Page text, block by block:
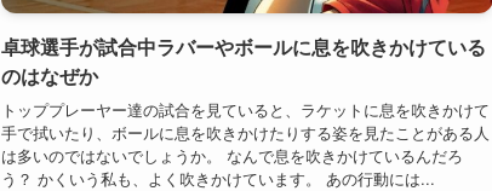
卓球選手が試合中ラバーやボールに息を吹きかけている
のはなぜか
トッププレーヤー達の試合を見ていると、ラケットに息を吹きかけて
手で拭いたり、ボールに息を吹きかけたりする姿を見たことがある人
は多いのではないでしょうか。 なんで息を吹きかけているんだろ
う？ かくいう私も、よく吹きかけています。 あの行動には...